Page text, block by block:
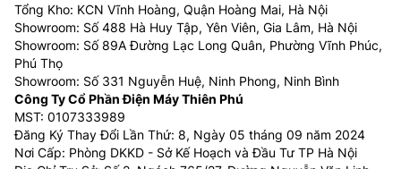
Tổng Kho: KCN Vĩnh Hoàng, Quận Hoàng Mai, Hà Nội
Showroom: Số 488 Hà Huy Tập, Yên Viên, Gia Lâm, Hà Nội
Showroom: Số 89A Đường Lạc Long Quân, Phường Vĩnh Phúc,
Phú Thọ
Showroom: Số 331 Nguyễn Huệ, Ninh Phong, Ninh Bình
Công Ty Cổ Phần Điện Máy Thiên Phú
MST: 0107333989
Đăng Ký Thay Đổi Lần Thứ: 8, Ngày 05 tháng 09 năm 2024
Nơi Cấp: Phòng DKKD - Sở Kế Hoạch và Đầu Tư TP Hà Nội